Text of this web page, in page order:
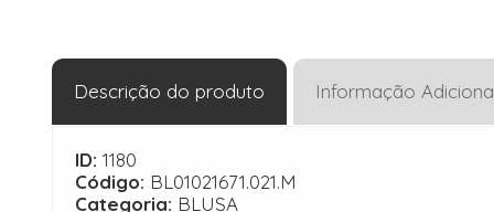
Descrição do produto Informação
ID: 1180
Código: BL01021671.021.M
Categoria: BLUSA